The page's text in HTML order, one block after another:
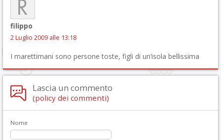
filippo
2 Luglio 2009 alle 13:18
I marettimani sono persone toste, figli di un’isola bellissima
Lascia un commento
(policy dei commenti)
Nome